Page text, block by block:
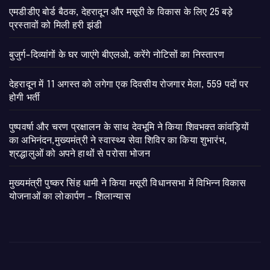
एमडीडीए बोर्ड बैठक, देहरादून और मसूरी के विकास के लिए 25 बड़े
प्रस्तावों को मिली हरी झंडी
बुजुर्ग-दिव्यांगों के घर जाएंगे बीएलओ, करेंगे नोटिसों का निस्तारण
​देहरादून में 11 अगस्त को लगेगा एक दिवसीय रोजगार मेला, 559 पदों पर
होगी भर्ती
पुष्पवर्षा और चरण प्रक्षालन के साथ देवभूमि ने किया शिवभक्त कांवड़ियों
का अभिनंदन,मुख्यमंत्री ने स्वास्थ्य सेवा शिविर का किया शुभारंभ,
श्रद्धालुओं को अपने हाथों से परोसा भोजन
मुख्यमंत्री पुष्कर सिंह धामी ने किया मसूरी विधानसभा में विभिन्न विकास
योजनाओं का लोकार्पण – शिलान्यास